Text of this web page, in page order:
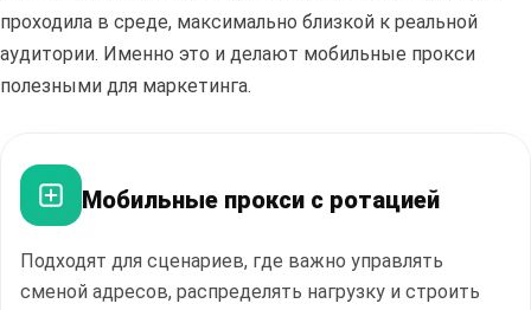
проходила в среде, максимально близкой к реальной
аудитории. Именно это и делают мобильные прокси
полезными для маркетинга.
Мобильные прокси с ротацией
Подходят для сценариев, где важно управлять
сменой адресов, распределять нагрузку и строить
Полезные статьи